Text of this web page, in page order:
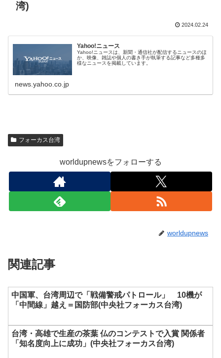
湾)
2024.02.24
Yahoo!ニュース
Yahoo!ニュースは、新聞・通信社が配信するニュースのほ
か、映像、雑誌や個人の書き手が執筆する記事など多種多
様なニュースを掲載しています。
news.yahoo.co.jp
フォーカス台湾
worldupnewsをフォローする
worldupnews
関連記事
中国軍、台湾周辺で「戦備警戒パトロール」 10機が
「中間線」越え＝国防部(中央社フォーカス台湾)
台湾・高雄で生産の茶葉 仏のコンテストで入賞 関係者
「知名度向上に成功」(中央社フォーカス台湾)